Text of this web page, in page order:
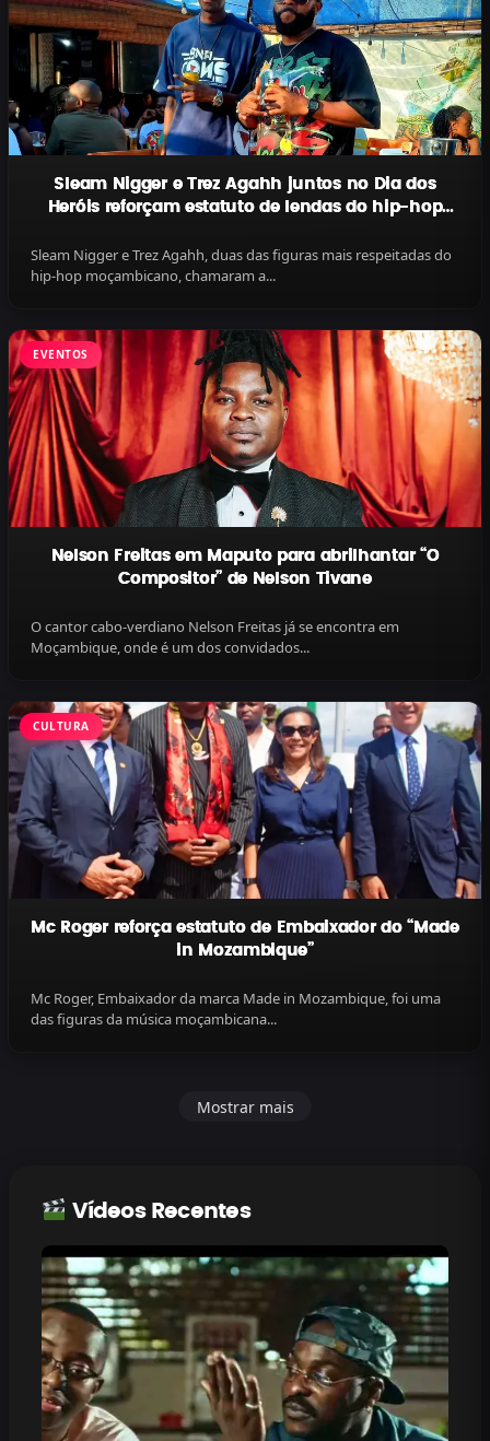
Sleam Nigger e Trez Agahh juntos no Dia dos
Heróis reforçam estatuto de lendas do hip-hop
Sleam Nigger e Trez Agahh, duas das figuras mais respeitadas do
hip-hop moçambicano, chamaram a...
EVENTOS
Nelson Freitas em Maputo para abrilhantar “O
Compositor” de Nelson Tivane
O cantor cabo-verdiano Nelson Freitas já se encontra em
Moçambique, onde é um dos convidados...
CULTURA
Mc Roger reforça estatuto de Embaixador do “Made
in Mozambique”
Mc Roger, Embaixador da marca Made in Mozambique, foi uma
das figuras da música moçambicana...
Mostrar mais
Vídeos Recentes